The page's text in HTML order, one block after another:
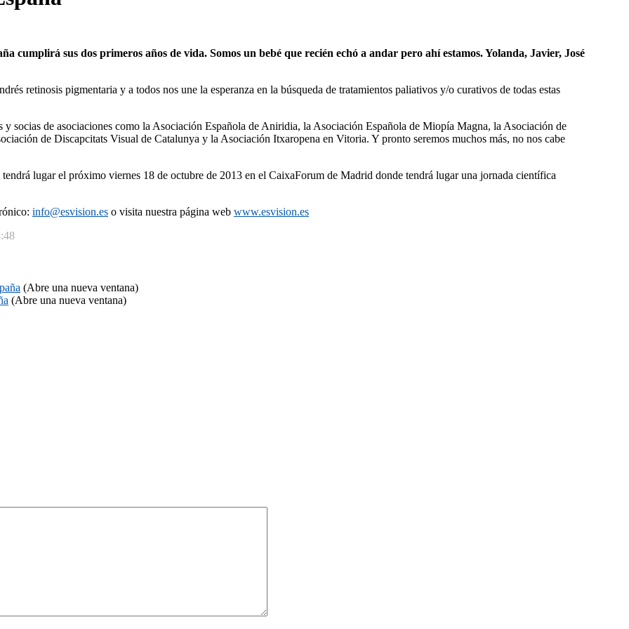
cumplirá sus dos primeros años de vida. Somos un bebé que recién echó a andar pero ahí estamos. Yolanda, Javier, José
retinosis pigmentaria y a todos nos une la esperanza en la búsqueda de tratamientos paliativos y/o curativos de todas estas
y socias de asociaciones como la Asociación Española de Aniridia, la Asociación Española de Miopía Magna, la Asociación de
de Discapcitats Visual de Catalunya y la Asociación Itxaropena en Vitoria. Y pronto seremos muchos más, no nos cabe
lugar el próximo viernes 18 de octubre de 2013 en el CaixaForum de Madrid donde tendrá lugar una jornada científica
info@esvision.es o visita nuestra página web www.esvision.es
(Abre una nueva ventana)
(Abre una nueva ventana)